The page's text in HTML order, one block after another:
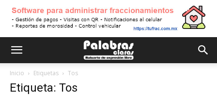
Inicio Etiquetas Tos
Etiqueta: Tos